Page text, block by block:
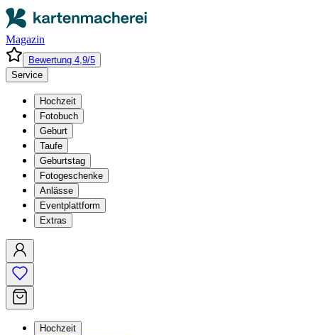
Magazin
Bewertung 4,9/5
Service
Hochzeit
Fotobuch
Geburt
Taufe
Geburtstag
Fotogeschenke
Anlässe
Eventplattform
Extras
Hochzeit